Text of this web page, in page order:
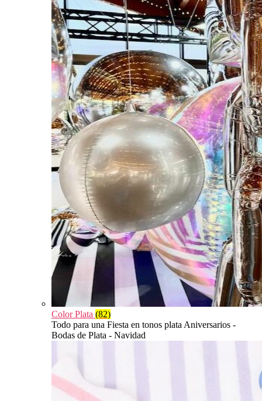
Color Plata (82)
Todo para una Fiesta en tonos plata Aniversarios -
Bodas de Plata - Navidad